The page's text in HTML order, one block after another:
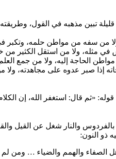
تبين مذهبه في القول،
ولا من سفه من مواطن حلمه،
في مثله، ولا من استقل
الحاجة إليه، ولا من جمع
إذا صبر عدوه على مجاهدته،
«ثم قال: استغفر الله، إن
والنار شغل عن القيل
ذو النون:
الصفاء والهمم والضياء …